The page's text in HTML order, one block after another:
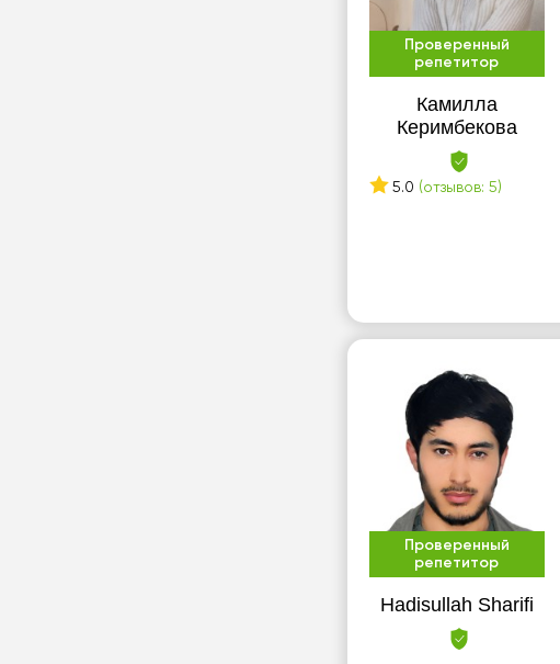
Проверенный
репетитор
Камилла
Керимбекова
5.0 (отзывов: 5)
Проверенный
репетитор
Hadisullah Sharifi